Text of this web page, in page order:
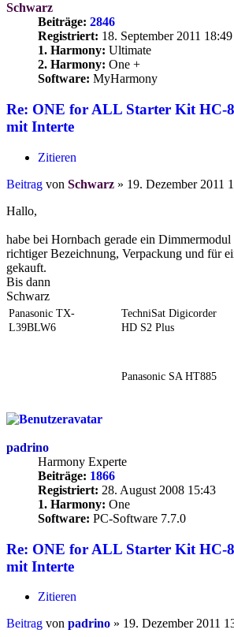
Schwarz
Beiträge: 2846
Registriert: 18. September 2011 18:49
1. Harmony: Ultimate
2. Harmony: One +
Software: MyHarmony
Re: ONE for ALL Starter Kit HC-
mit Interte
Zitieren
Beitrag von Schwarz » 19. Dezember 2011
Hallo,
habe bei Hornbach gerade ein
richtiger Bezeichnung, Verpackung und für
gekauft.
Bis dann
Schwarz
Panasonic TX-
L39BLW6
TechniSat Digicorder
HD S2 Plus
Panasonic SA HT885
padrino
Harmony Experte
Beiträge: 1866
Registriert: 28. August 2008 15:43
1. Harmony: One
Software: PC-Software 7.7.0
Re: ONE for ALL Starter Kit HC-
mit Interte
Zitieren
Beitrag von padrino » 19. Dezember 2011